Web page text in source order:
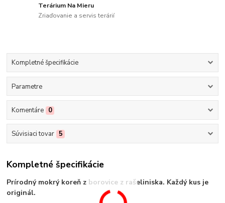
Terárium Na Mieru
Zriaďovanie a servis terárií
Kompletné špecifikácie
Parametre
Komentáre 0
Súvisiaci tovar 5
Kompletné špecifikácie
Prírodný mokrý koreň z borovice z rašeliniska. Každý kus je
originál.